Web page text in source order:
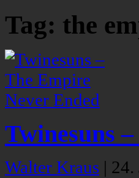
Tag: the
Twinesuns
Walter Kraus | 24.